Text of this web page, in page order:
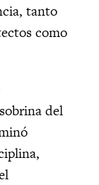
tanto
como
del